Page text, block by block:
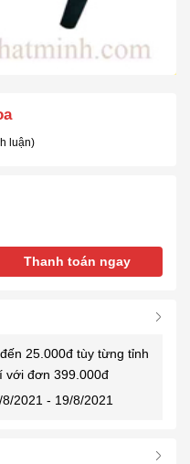
luận)
Thanh toán ngay
25.000đ tùy từng tỉnh
với đơn 399.000đ
2021 - 19/8/2021